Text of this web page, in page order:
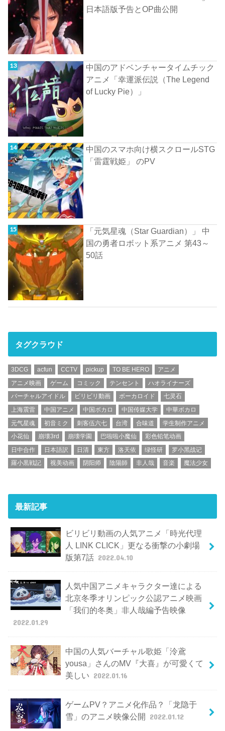
日本語版予告とOP曲公開
中国のアドベンチャータイムチック
アニメ「幸運派伝説（The Legend
of Lucky Pie）」
中国のスマホ向け横スクロールSTG
「雷霆戦姫」 のPV
「元気星魂（Star Guardian）」 中
国の勇者ロボット系アニメ 第43～
50話
タグクラウド
3DCG acfun CCTV pickup TO BE HERO
アニメ
アニメ映画
ゲーム コミック テンセント
ハオライナーズ
バーチャルアイドル
ビリビリ動画 ボーカロイド
七灵石
上海震雷
中国アニメ 中国ボカロ 中国传媒大学
中華ボカロ
元气星魂
初音ミク 刺客伍六七 台湾 合味道
学生制作アニメ
小花仙
崩壊3rd 崩壊学園 巴啦啦小魔仙
彩色铅笔动画
日中合作
日本語訳 日清 東方 洛天依 绿怪研
罗小黑战记
羅小黒戦記
视美动画 阴阳师 陰陽師 非人哉 音楽 魔法少女
最新記事
ビリビリ動画の人気アニメ「時光代理
人 LINK CLICK」更なる衝撃の小劇場
版第7話 2022.04.10
人気中国アニメキャラクター達による
北京冬季オリンピック公認アニメ映画
「我们的冬奥」非人哉編予告映像
2022.01.29
中国の人気バーチャル歌姫「泠鳶
yousa」さんのMV『大喜』が可愛くて
美しい 2022.01.16
ゲームPV？アニメ化作品？「龙隐于
雪」のアニメ映像公開
2022.01.12